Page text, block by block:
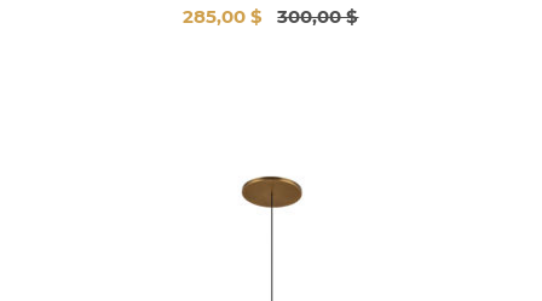
285,00 $ 300,00 $